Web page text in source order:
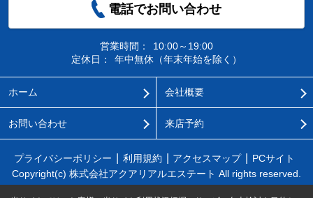
電話でお問い合わせ
営業時間：
10:00～19:00
定休日：
年中無休（年末年始を除く）
ホーム 会社概要
お問い合わせ 来店予約
プライバシーポリシー 利用規約 アクセスマップ
PCサイト
Copyright(c) 株式会社アクアリアルエステート All rights reserved.